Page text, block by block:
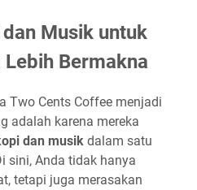
Musik untuk
Bermakna
Two Cents Coffee menjadi
adalah karena mereka
dan musik dalam satu
sini, Anda tidak hanya
tetapi juga merasakan